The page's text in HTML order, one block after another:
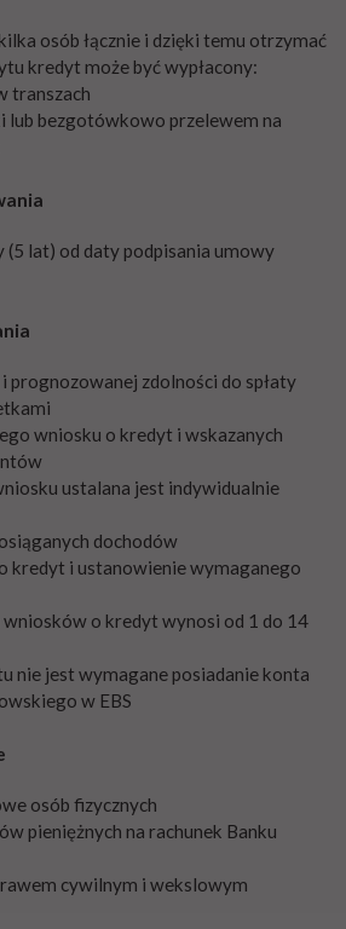
osób łącznie i dzięki temu otrzymać
kredyt może być wypłacony:
transzach
lub bezgotówkowo przelewem na
(5 lat) od daty podpisania umowy
prognozowanej zdolności do spłaty
wniosku o kredyt i wskazanych
ustalana jest indywidualnie
dochodów
kredyt i ustanowienie wymaganego
o kredyt wynosi od 1 do 14
nie jest wymagane posiadanie konta
w EBS
osób fizycznych
pieniężnych na rachunek Banku
cywilnym i wekslowym